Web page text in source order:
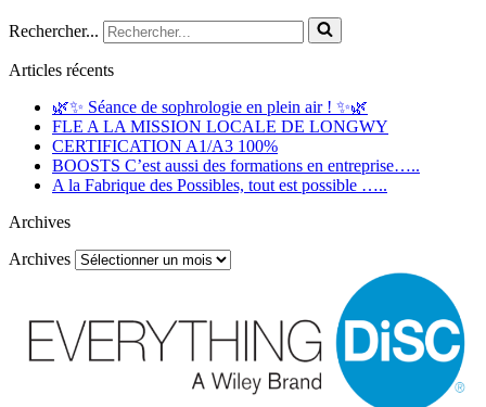
Rechercher...
Articles récents
🌿✨ Séance de sophrologie en plein air ! ✨🌿
FLE A LA MISSION LOCALE DE LONGWY
CERTIFICATION A1/A3 100%
BOOSTS C’est aussi des formations en entreprise…..
A la Fabrique des Possibles, tout est possible …..
Archives
Archives